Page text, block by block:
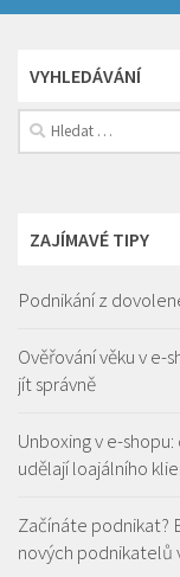
VYHLEDÁVÁNÍ
Vyhledávání
ZAJÍMAVÉ TIPY
Podnikání z
Ověřování věku v e-
jít správně
Unboxing v e-
udělají loajálního
Začínáte podnikat?
nových podnikatelů